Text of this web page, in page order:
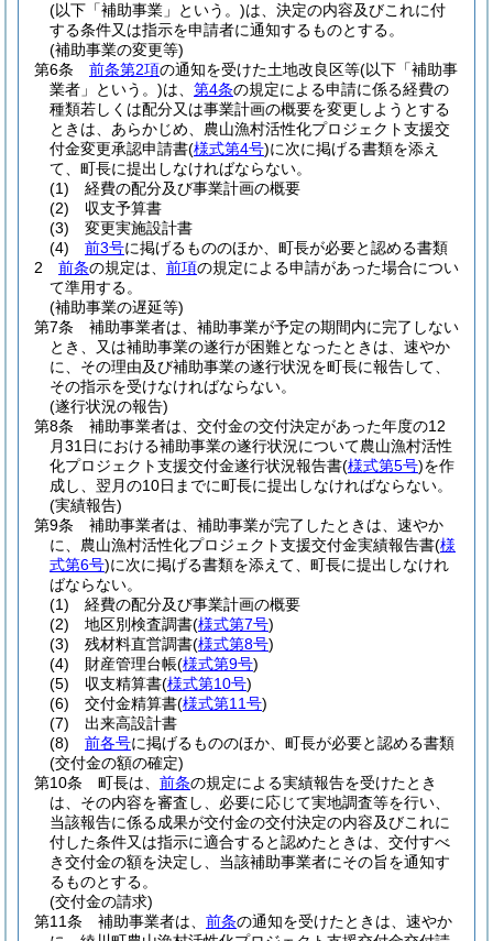
(以下「補助事業」という。)は、決定の内容及びこれに付
する条件又は指示を申請者に通知するものとする。
(補助事業の変更等)
第6条
前条第2項の通知を受けた土地改良区等(以下「補助事
業者」という。)は、 第4条の規定による申請に係る経費の
種類若しくは配分又は事業計画の概要を変更しようとする
ときは、あらかじめ、農山漁村活性化プロジェクト支援交
付金変更承認申請書(様式第4号)に次に掲げる書類を添え
て、町長に提出しなければならない。
(1)
経費の配分及び事業計画の概要
(2)
収支予算書
(3)
変更実施設計書
(4)
前3号に掲げるもののほか、町長が必要と認める書類
2
前条の規定は、 前項の規定による申請があった場合につい
て準用する。
(補助事業の遅延等)
第7条
補助事業者は、補助事業が予定の期間内に完了しない
とき、又は補助事業の遂行が困難となったときは、速やか
に、その理由及び補助事業の遂行状況を町長に報告して、
その指示を受けなければならない。
(遂行状況の報告)
第8条
補助事業者は、交付金の交付決定があった年度の12
月31日における補助事業の遂行状況について農山漁村活性
化プロジェクト支援交付金遂行状況報告書(様式第5号)を作
成し、翌月の10日までに町長に提出しなければならない。
(実績報告)
第9条
補助事業者は、補助事業が完了したときは、速やか
に、農山漁村活性化プロジェクト支援交付金実績報告書(様
式第6号)に次に掲げる書類を添えて、町長に提出しなけれ
ばならない。
(1)
経費の配分及び事業計画の概要
(2)
地区別検査調書(様式第7号)
(3)
残材料直営調書(様式第8号)
(4)
財産管理台帳(様式第9号)
(5)
収支精算書(様式第10号)
(6)
交付金精算書(様式第11号)
(7)
出来高設計書
(8)
前各号に掲げるもののほか、町長が必要と認める書類
(交付金の額の確定)
第10条
町長は、 前条の規定による実績報告を受けたとき
は、その内容を審査し、必要に応じて実地調査等を行い、
当該報告に係る成果が交付金の交付決定の内容及びこれに
付した条件又は指示に適合すると認めたときは、交付すべ
き交付金の額を決定し、当該補助事業者にその旨を通知す
るものとする。
(交付金の請求)
第11条
補助事業者は、 前条の通知を受けたときは、速やか